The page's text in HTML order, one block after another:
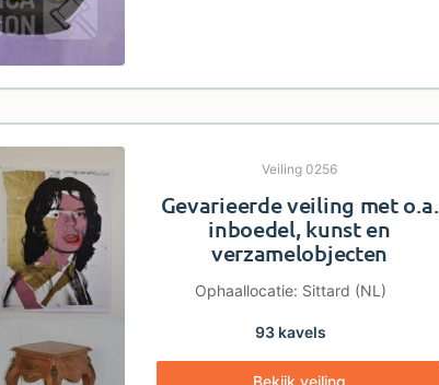
Veiling 0256
Gevarieerde veiling met o.a.
inboedel, kunst en
verzamelobjecten
Ophaallocatie: Sittard (NL)
93 kavels
Bekijk veiling